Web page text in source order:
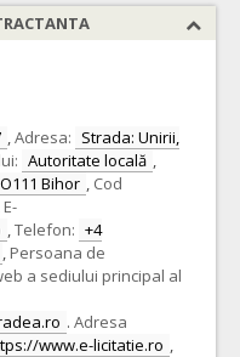
,Adresa: Strada: Unirii,
Autoritate locală ,
Bihor , Cod
E-
,Telefon: +4
, Persoana de
a sediului principal al
. Adresa
www.e-licitatie.ro ,